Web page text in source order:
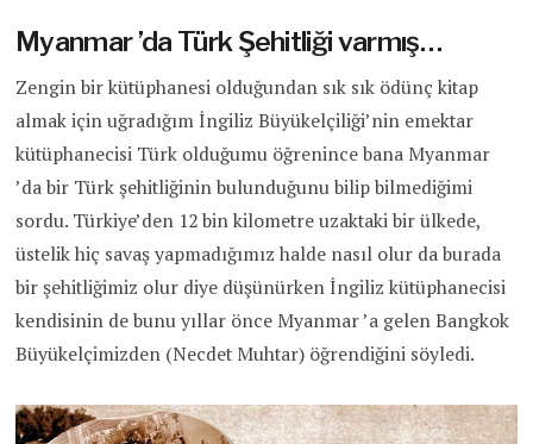
Myanmar ’da Türk Şehitliği varmış…
Zengin bir kütüphanesi olduğundan sık sık ödünç kitap
almak için uğradığım İngiliz Büyükelçiliği’nin emektar
kütüphanecisi Türk olduğumu öğrenince bana Myanmar
’da bir Türk şehitliğinin bulunduğunu bilip bilmediğimi
sordu. Türkiye’den 12 bin kilometre uzaktaki bir ülkede,
üstelik hiç savaş yapmadığımız halde nasıl olur da burada
bir şehitliğimiz olur diye düşünürken İngiliz kütüphanecisi
kendisinin de bunu yıllar önce Myanmar ’a gelen Bangkok
Büyükelçimizden (Necdet Muhtar) öğrendiğini söyledi.